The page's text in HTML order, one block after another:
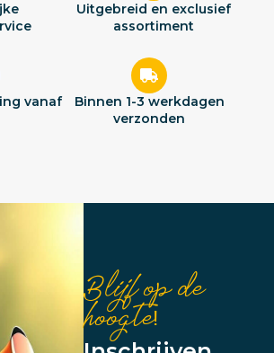
Uitgebreid en exclusief
assortiment
vanaf
Binnen 1-3 werkdagen
verzonden
Blijf op de
hoogte!